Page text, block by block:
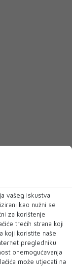
vašeg iskustva
kao nužni se
za korištenje
trećih strana koji
koji koristite naše
pregledniku
onemogućavanja
može utjecati na